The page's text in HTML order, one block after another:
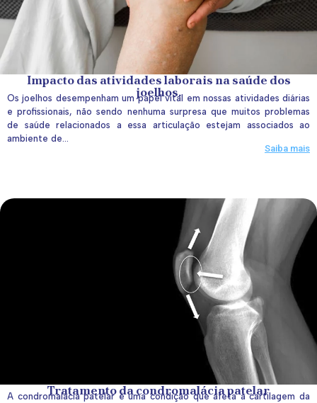
Impacto das atividades laborais na saúde dos
joelhos.
Os joelhos desempenham um papel vital em nossas atividades diárias
e profissionais, não sendo nenhuma surpresa que muitos problemas
de saúde relacionados a essa articulação estejam associados ao
ambiente de...
Saiba mais
Tratamento da condromalácia patelar
A condromalácia patelar é uma condição que afeta a cartilagem da